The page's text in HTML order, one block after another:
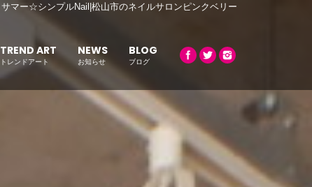
サマー☆シンプルNail|松山市のネイルサロンピンクベリー
TREND ART
トレンドアート
NEWS
お知らせ
BLOG
ブログ